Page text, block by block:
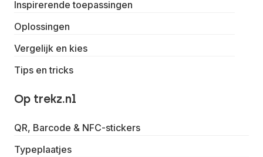
Inspirerende toepassingen
Oplossingen
Vergelijk en kies
Tips en tricks
Op trekz.nl
QR, Barcode & NFC-stickers
Typeplaatjes